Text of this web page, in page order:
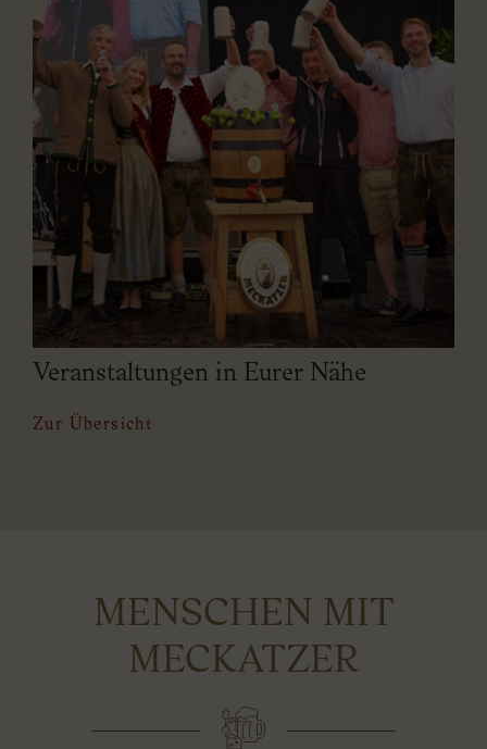
Veranstaltungen in Eurer Nähe
Zur Übersicht
MENSCHEN MIT
MECKATZER